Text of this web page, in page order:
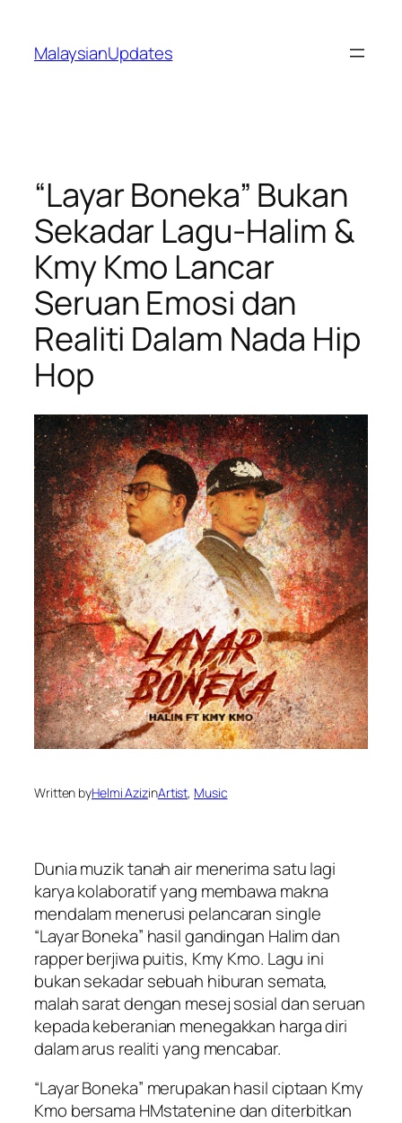
content
MalaysianUpdates
“Layar Boneka” Bukan
Sekadar Lagu-Halim &
Kmy Kmo Lancar
Seruan Emosi dan
Realiti Dalam Nada Hip
Hop
Written byHelmi AzizinArtist, Music
Dunia muzik tanah air menerima satu lagi
karya kolaboratif yang membawa makna
mendalam menerusi pelancaran single
“Layar Boneka” hasil gandingan Halim dan
rapper berjiwa puitis, Kmy Kmo. Lagu ini
bukan sekadar sebuah hiburan semata,
malah sarat dengan mesej sosial dan seruan
kepada keberanian menegakkan harga diri
dalam arus realiti yang mencabar.
“Layar Boneka” merupakan hasil ciptaan Kmy
Kmo bersama HMstatenine dan diterbitkan